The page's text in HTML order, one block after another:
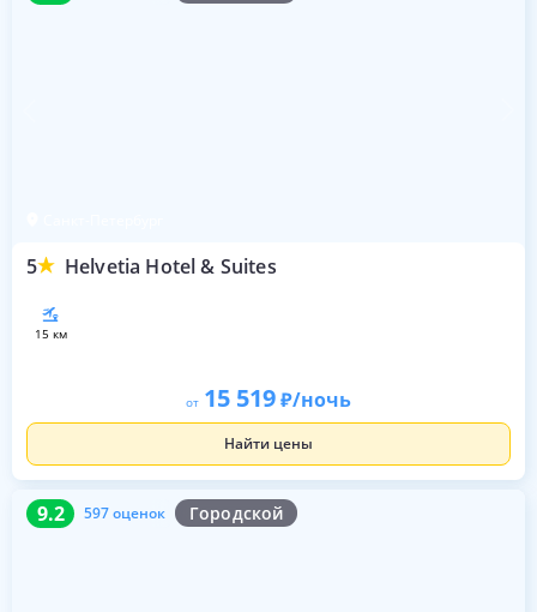
5 Helvetia Hotel & Suites
15 км
от 15 519 /ночь
Найти цены
9.2 597 оценок Городской
9.2 597 оценок